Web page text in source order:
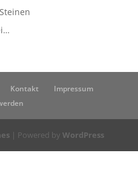
Kontakt
Impressum
| Powered by WordPress